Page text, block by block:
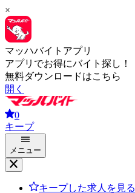
×
マッハバイトアプリ
アプリでお得にバイト探し！
無料ダウンロードはこちら
開く
0
キープ
メニュー
キープした求人を見る